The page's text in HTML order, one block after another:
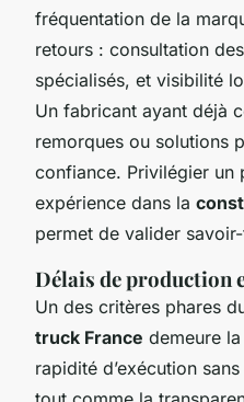
fréquentation de la
retours : consultation
spécialisés, et visibilité
Un fabricant ayant déjà
remorques ou solutions
confiance. Privilégier un
expérience dans la
permet de valider
Délais de production
Un des critères phares
truck France demeure
rapidité d’exécution